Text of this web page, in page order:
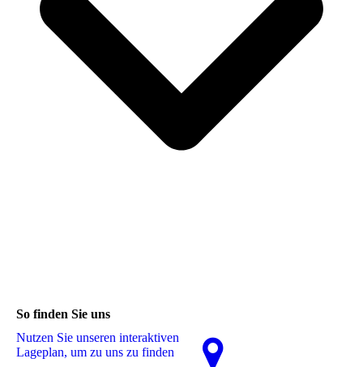
So finden Sie uns
Nutzen Sie unseren interaktiven
La­ge­plan, um zu uns zu finden